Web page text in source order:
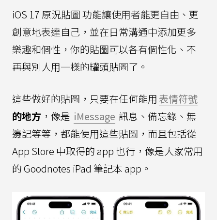
iOS 17 原況貼圖 功能讓使用者能更自由、更
創意地表達自己，並在日常溝通中添加更多
樂趣和個性，你的貼圖可以各有個性化、不
再與別人用一樣的罐頭貼圖了。
這些做好的貼圖，只要在任何能用 表情符號
的地方 ，像是 iMessage 訊息、備忘錄、無
邊記等等，都能使用這些貼圖，而且包括從
App Store 中取得的 app 也行，像是大家常用
的 Goodnotes iPad 筆記本 app。